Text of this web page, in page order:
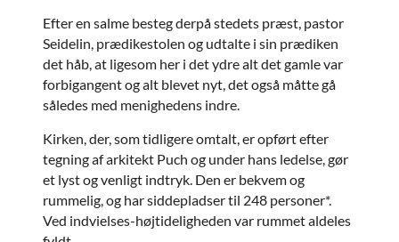
Efter en salme besteg derpå stedets præst, pastor
Seidelin, prædikestolen og udtalte i sin prædiken
det håb, at ligesom her i det ydre alt det gamle var
forbigangent og alt blevet nyt, det også måtte gå
således med menighedens indre.
Kirken, der, som tidligere omtalt, er opført efter
tegning af arkitekt Puch og under hans ledelse, gør
et lyst og venligt indtryk. Den er bekvem og
rummelig, og har siddepladser til 248 personer*.
Ved indvielses-højtideligheden var rummet aldeles